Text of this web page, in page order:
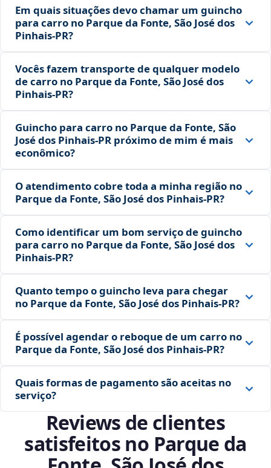
Em quais situações devo chamar um guincho
para carro no Parque da Fonte, São José dos
Pinhais‑PR?
Vocês fazem transporte de qualquer modelo
de carro no Parque da Fonte, São José dos
Pinhais‑PR?
Guincho para carro no Parque da Fonte, São
José dos Pinhais‑PR próximo de mim é mais
econômico?
O atendimento cobre toda a minha região no
Parque da Fonte, São José dos Pinhais‑PR?
Como identificar um bom serviço de guincho
para carro no Parque da Fonte, São José dos
Pinhais‑PR?
Quanto tempo o guincho leva para chegar
no Parque da Fonte, São José dos Pinhais‑PR?
É possível agendar o reboque de um carro no
Parque da Fonte, São José dos Pinhais‑PR?
Quais formas de pagamento são aceitas no
serviço?
Reviews de clientes
satisfeitos no Parque da